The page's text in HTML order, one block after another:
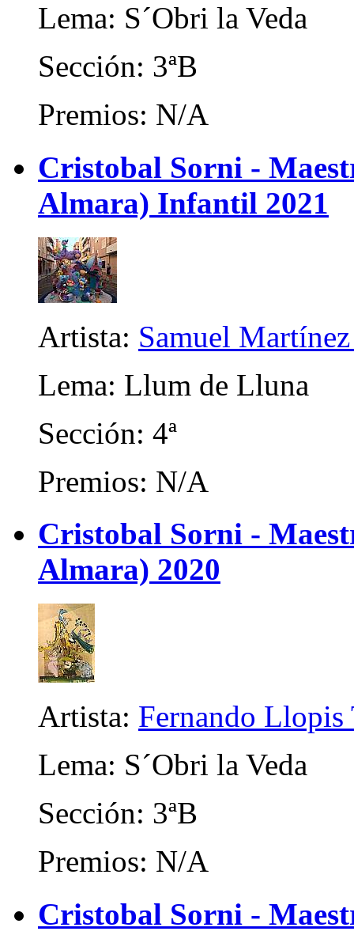
Lema: S´Obri la Veda
Sección: 3ªB
Premios: N/A
Cristobal Sorni -
Almara) Infantil 2021
Artista: Samuel
Lema: Llum de Lluna
Sección: 4ª
Premios: N/A
Cristobal Sorni -
Almara) 2020
Artista: Fernando Llopis
Lema: S´Obri la Veda
Sección: 3ªB
Premios: N/A
Cristobal Sorni -